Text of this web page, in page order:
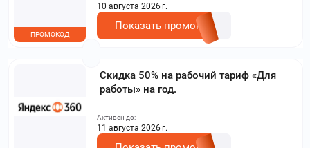
ПРОМОКОД
10 августа 2026 г.
Показать промокод
Скидка 50% на рабочий тариф «Для
работы» на год.
Активен до:
11 августа 2026 г.